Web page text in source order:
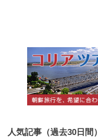
人気記事（過去30日間）